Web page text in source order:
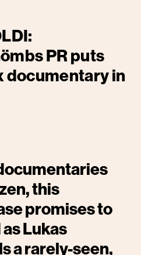
PR puts
documentary in
this
promises to
Lukas
a rarely-seen,